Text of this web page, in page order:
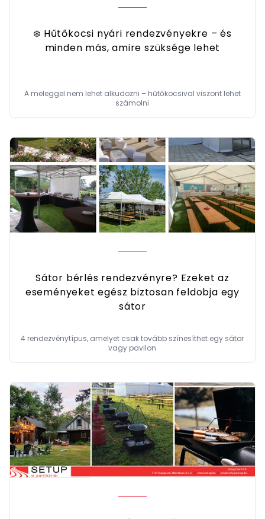
❄️ Hűtőkocsi nyári rendezvényekre – és
minden más, amire szüksége lehet
A meleggel nem lehet alkudozni – hűtőkocsival viszont lehet
számolni
Sátor bérlés rendezvényre? Ezeket az
eseményeket egész biztosan feldobja egy
sátor
4 rendezvénytípus, amelyet csak tovább színesíthet egy sátor
vagy pavilon